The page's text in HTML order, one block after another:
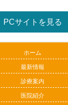
PCサイトを見る
ホーム
最新情報
診療案内
医院紹介